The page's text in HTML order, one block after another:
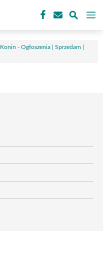
Konin - Ogłoszenia | Sprzedam |